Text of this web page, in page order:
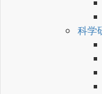
科学